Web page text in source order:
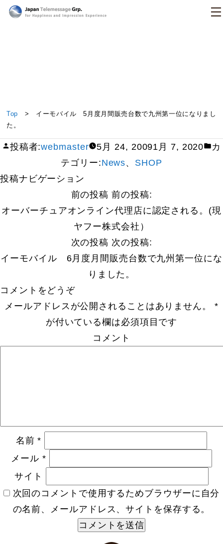
イーモバイル 5月度月間販売台数で九州第一位にな
りました。
Top > イーモバイル 5月度月間販売台数で九州第一位になりまし
た。
投稿者:webmaster 5月 24, 20091月 7, 2020
カ
テゴリー:News、 SHOP
投稿ナビゲーション
前の投稿 前の投稿:
オーバーチュアオンライン代理店に認定される。(現
ヤフー株式会社）
次の投稿 次の投稿:
イーモバイル 6月度月間販売台数で九州第一位にな
りました。
コメントをどうぞ
メールアドレスが公開されることはありません。
*
が付いている欄は必須項目です
コメント
名前*
メール *
サイト
次回のコメントで使用するためブラウザーに自分
の名前、メールアドレス、サイトを保存する。